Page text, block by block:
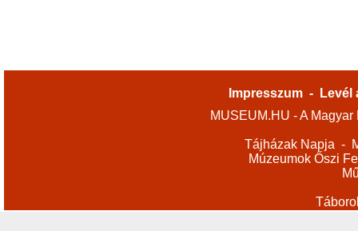
Impresszum -
Levél
MUSEUM.HU - A
Tájházak Napja -
Múzeumok Őszi